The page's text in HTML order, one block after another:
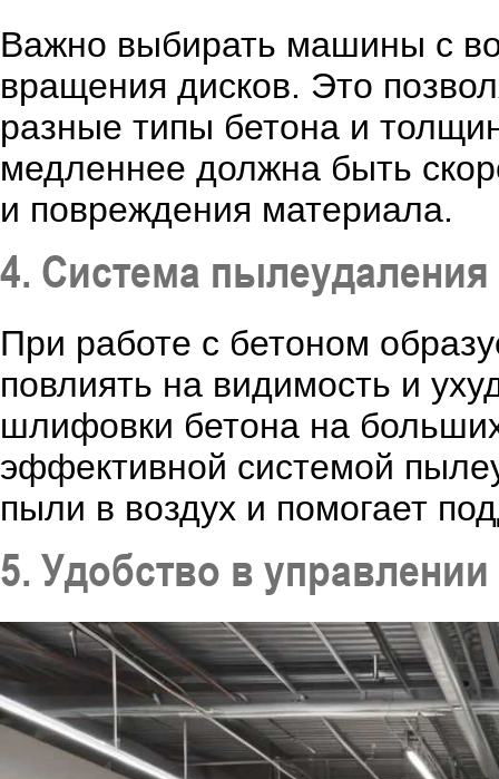
Важно выбирать машины с
вращения дисков. Это
разные типы бетона и
медленнее должна быть
и повреждения материала.
4. Система пылеудаления
При работе с бетоном
повлиять на видимость и
шлифовки бетона на
эффективной системой
пыли в воздух и помогает
5. Удобство в управлении